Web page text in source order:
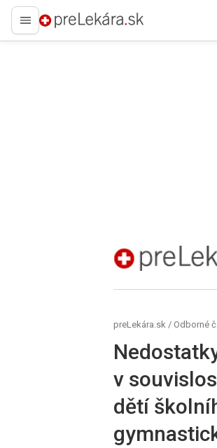
preLekára.sk
preLekára.sk
preLekára.sk / Odborné
v
dětí